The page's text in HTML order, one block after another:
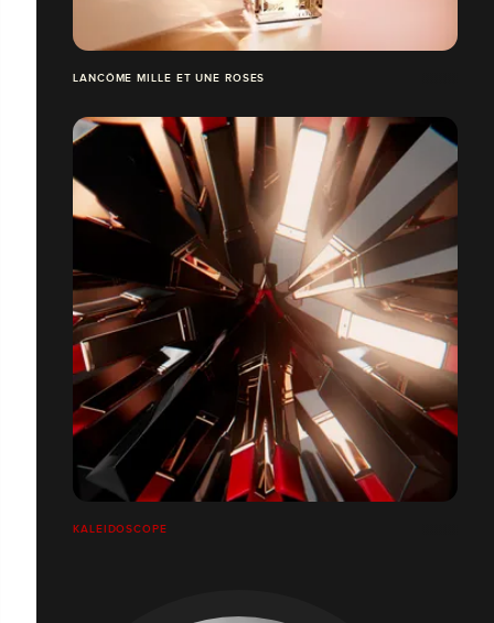
LANCÔME MILLE ET UNE ROSES
KALEIDOSCOPE